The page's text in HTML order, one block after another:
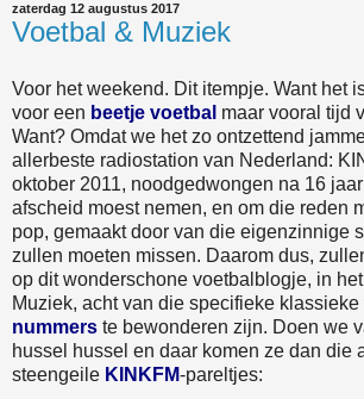
zaterdag 12 augustus 2017
Voetbal & Muziek
Voor het weekend. Dit itempje. Want het
voor een beetje voetbal maar vooral tijd
Want? Omdat we het zo ontzettend
allerbeste radiostation van Nederland:
oktober 2011, noodgedwongen na 16
afscheid moest nemen, en om die reden
pop, gemaakt door van die eigenzinnige
zullen moeten missen. Daarom dus,
op dit wonderschone voetbalblogje, in
Muziek, acht van die specifieke
nummers te bewonderen zijn. Doen we
hussel hussel en daar komen ze dan die
steengeile KINKFM-pareltjes: